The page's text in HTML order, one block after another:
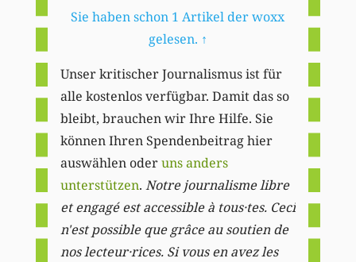
Sie haben schon 1 Artikel der woxx
gelesen. ↑
Unser kritischer Journalismus ist für
alle kostenlos verfügbar. Damit das so
bleibt, brauchen wir Ihre Hilfe. Sie
können Ihren Spendenbeitrag hier
auswählen oderuns anders
unterstützen. Notre journalisme libre
et engagé est accessible à tous·tes. Ceci
n'est possible que grâce au soutien de
nos lecteur·rices. Si vous en avez les